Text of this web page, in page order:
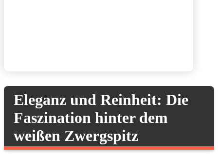
Eleganz und Reinheit: Die
Faszination hinter dem
weißen Zwergspitz